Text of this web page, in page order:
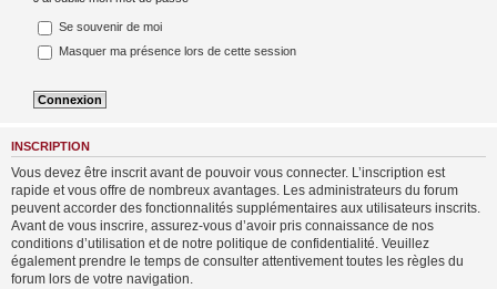
Se souvenir de moi
Masquer ma présence lors de cette session
INSCRIPTION
Vous devez être inscrit avant de pouvoir vous connecter. L’inscription est
rapide et vous offre de nombreux avantages. Les administrateurs du forum
peuvent accorder des fonctionnalités supplémentaires aux utilisateurs inscrits.
Avant de vous inscrire, assurez-vous d’avoir pris connaissance de nos
conditions d’utilisation et de notre politique de confidentialité. Veuillez
également prendre le temps de consulter attentivement toutes les règles du
forum lors de votre navigation.